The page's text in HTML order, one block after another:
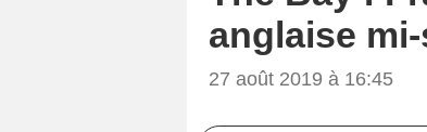
anglaise
27 août 2019 à 16:45